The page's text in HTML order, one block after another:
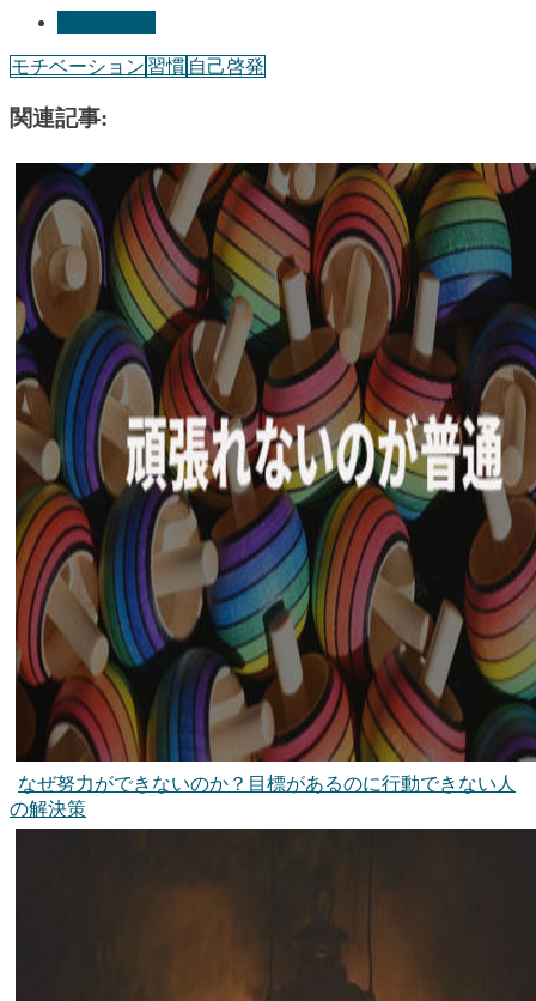
モチベーション 習慣 自己啓発
関連記事:
なぜ努力ができないのか？目標があるのに行動できない人
の解決策